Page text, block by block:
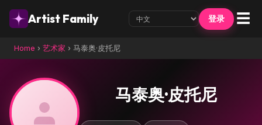
Artist Family 登录 ☰
Home › 艺术家 › 马泰奥·皮托尼
马泰奥·皮托尼